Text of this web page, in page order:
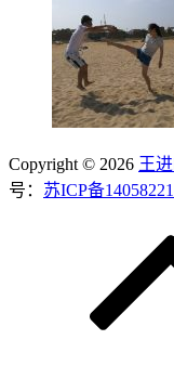
Copyright © 2026 王
号： 苏ICP备